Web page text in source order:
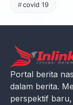
covid 19
Portal berita
dalam berita.
perspektif